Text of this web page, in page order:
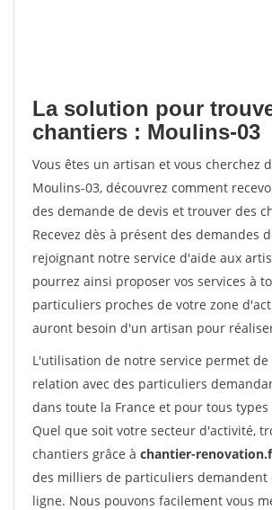
La solution pour
chantiers : Moulins-03
Vous êtes un artisan et vous cherchez
Moulins-03, découvrez comment
des demande de devis et trouver des
Recevez dès à présent des demandes
rejoignant notre service d'aide aux
pourrez ainsi proposer vos services à
particuliers proches de votre zone
auront besoin d'un artisan pour
L'utilisation de notre service permet
relation avec des particuliers
dans toute la France et pour tous types
Quel que soit votre secteur d'activité,
chantiers grâce à chantier-
des milliers de particuliers demandent
ligne. Nous pouvons facilement vous